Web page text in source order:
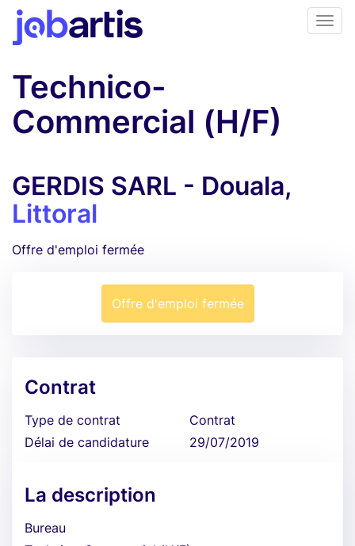
Technico-
Commercial (H/F)
GERDIS SARL - Douala,
Littoral
Offre d'emploi fermée
Offre d'emploi fermée
Contrat
Type de contrat
Contrat
Délai de candidature
29/07/2019
La description
Bureau